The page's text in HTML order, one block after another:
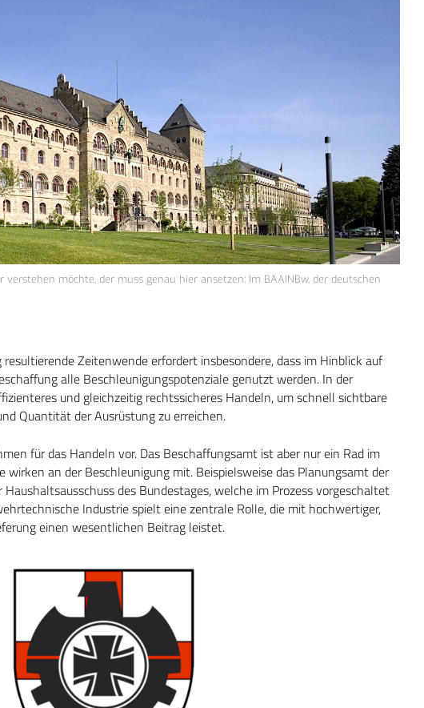
möchte, der muss genau hier ansetzen: Im BAAINBw, der deutschen
Zeitenwende erfordert insbesondere, dass im Hinblick auf
alle Beschleunigungspotenziale genutzt werden. In der
und gleichzeitig rechtssicheres Handeln, um schnell sichtbare
Quantität der Ausrüstung zu erreichen.
für das Handeln vor. Das Beschaffungsamt ist aber nur ein Rad im
wirken an der Beschleunigung mit. Beispielsweise das Planungsamt der
des Bundestages, welche im Prozess vorgeschaltet
Industrie spielt eine zentrale Rolle, die mit hochwertiger,
einen wesentlichen Beitrag leistet.